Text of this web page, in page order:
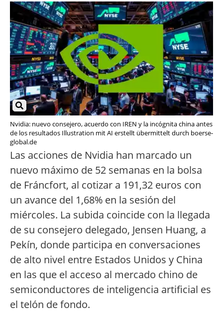
Nvidia: nuevo consejero, acuerdo con IREN y la incógnita china antes
de los resultados Illustration mit AI erstellt übermittelt durch boerse-
global.de
Las acciones de Nvidia han marcado un
nuevo máximo de 52 semanas en la bolsa
de Fráncfort, al cotizar a 191,32 euros con
un avance del 1,68% en la sesión del
miércoles. La subida coincide con la llegada
de su consejero delegado, Jensen Huang, a
Pekín, donde participa en conversaciones
de alto nivel entre Estados Unidos y China
en las que el acceso al mercado chino de
semiconductores de inteligencia artificial es
el telón de fondo.